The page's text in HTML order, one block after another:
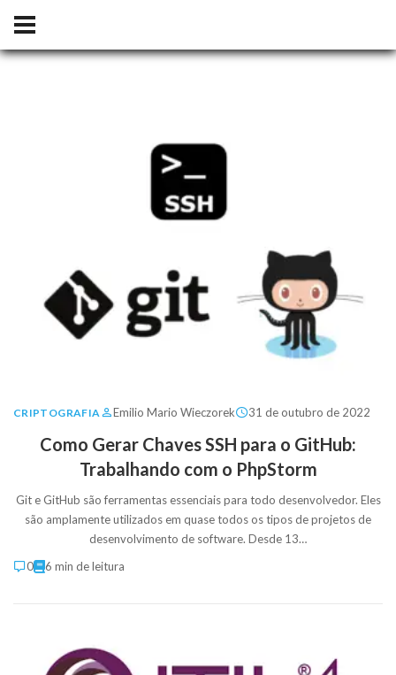
CRIPTOGRAFIA Emilio Mario Wieczorek 31 de outubro de 2022
Como Gerar Chaves SSH para o GitHub:
Trabalhando com o PhpStorm
Git e GitHub são ferramentas essenciais para todo desenvolvedor. Eles
são amplamente utilizados em quase todos os tipos de projetos de
desenvolvimento de software. Desde 13…
0
6 min de leitura